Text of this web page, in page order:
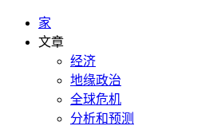
家
文章
经济
地缘政治
全球危机
分析和预测